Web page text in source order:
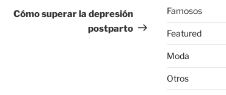
entrada
Cómo superar la depresión
postparto
Famosos
Featured
Moda
Otros